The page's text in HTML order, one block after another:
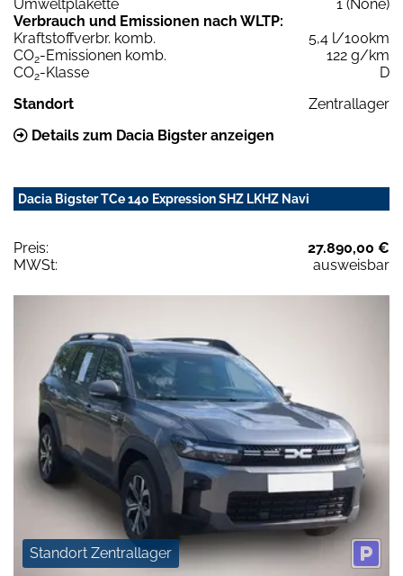
Umweltplakette
1 (None)
Verbrauch und Emissionen nach WLTP:
Kraftstoffverbr. komb.
5,4 l/100km
CO2-Emissionen komb.
122 g/km
CO2-Klasse
D
Standort
Zentrallager
Details zum Dacia Bigster anzeigen
Dacia Bigster TCe 140 Expression SHZ LKHZ Navi
Preis:
27.890,00 €
MWSt:
ausweisbar
Standort Zentrallager